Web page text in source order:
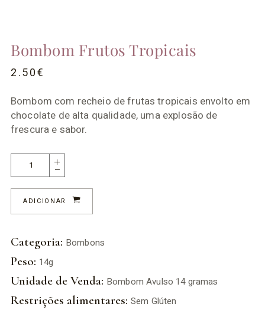
Bombom Frutos Tropicais
2.50€
Bombom com recheio de frutas tropicais envolto em
chocolate de alta qualidade, uma explosão de
frescura e sabor.
ADICIONAR
Categoria: Bombons
Peso: 14g
Unidade de Venda: Bombom Avulso 14 gramas
Restrições alimentares: Sem Glúten